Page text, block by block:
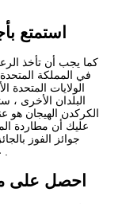
استمتع
كما يجب أن تأخذ
في المملكة
الولايات المتحدة
البلدان الأخرى ،
الكركدن الهيجان
عليك أن مطاردة
جوائز الفوز
على طريقة خط النصر أدناه، هيو ماكنتوش كتو .
احصل على